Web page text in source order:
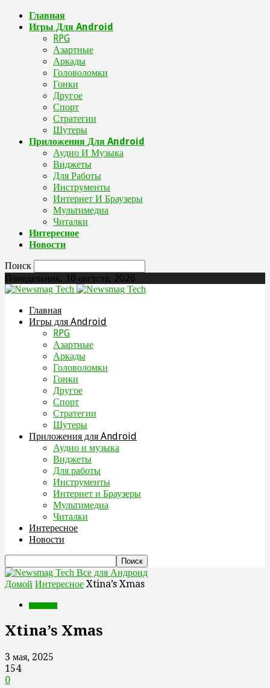
Главная
Игры Для Android
RPG
Азартные
Аркады
Головоломки
Гонки
Другое
Спорт
Стратегии
Шутеры
Приложения Для Android
Аудио И Музыка
Виджеты
Для Работы
Инструменты
Интернет И Браузеры
Мультимедиа
Читалки
Интересное
Новости
Поиск
Понедельник, 10 августа, 2026
Главная
Игры для Android
RPG
Азартные
Аркады
Головоломки
Гонки
Другое
Спорт
Стратегии
Шутеры
Приложения для Android
Аудио и музыка
Виджеты
Для работы
Инструменты
Интернет и Браузеры
Мультимедиа
Читалки
Интересное
Новости
Все для Андроид
Домой Интересное Xtina’s Xmas
Xtina’s Xmas
3 мая, 2025
154
0